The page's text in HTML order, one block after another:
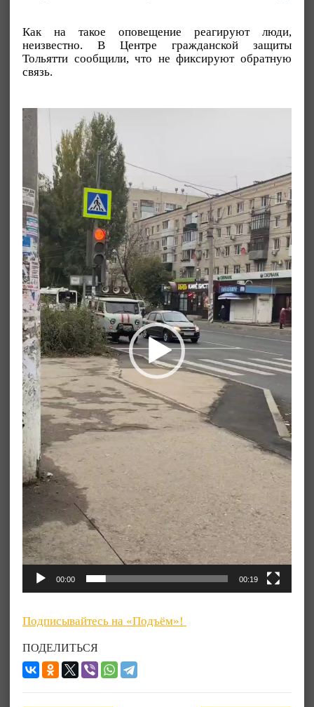
Как на такое оповещение реагируют люди,
неизвестно. В Центре гражданской защиты
Тольятти сообщили, что не фиксируют обратную
связь.
Видеоплеер
00:00 00:19
Подписывайтесь на «Подъём»!
ПОДЕЛИТЬСЯ